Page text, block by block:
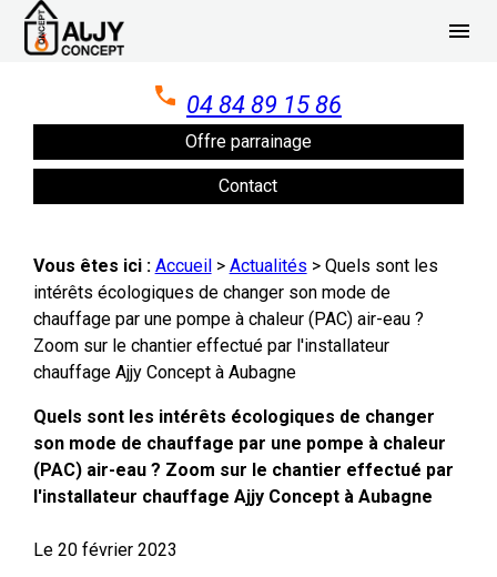
menu
04 84 89 15 86
Offre parrainage
Contact
Vous êtes ici : Accueil> Actualités > Quels sont les
intérêts écologiques de changer son mode de
chauffage par une pompe à chaleur (PAC) air-eau ?
Zoom sur le chantier effectué par l'installateur
chauffage Ajjy Concept à Aubagne
Quels sont les intérêts écologiques de changer
son mode de chauffage par une pompe à chaleur
(PAC) air-eau ? Zoom sur le chantier effectué par
l'installateur chauffage Ajjy Concept à Aubagne
Le 20 février 2023
Panneau de gestion des cookies